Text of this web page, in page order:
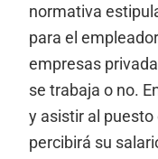
normativa
para el
empresas
se trabaja o no.
y asistir al
percibirá su